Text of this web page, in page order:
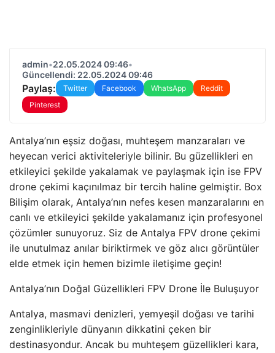
admin•22.05.2024 09:46•
Güncellendi: 22.05.2024 09:46
Paylaş: Twitter Facebook WhatsApp
Reddit
Pinterest
Antalya’nın eşsiz doğası, muhteşem manzaraları ve
heyecan verici aktiviteleriyle bilinir. Bu güzellikleri en
etkileyici şekilde yakalamak ve paylaşmak için ise FPV
drone çekimi kaçınılmaz bir tercih haline gelmiştir. Box
Bilişim olarak, Antalya’nın nefes kesen manzaralarını en
canlı ve etkileyici şekilde yakalamanız için profesyonel
çözümler sunuyoruz. Siz de Antalya FPV drone çekimi
ile unutulmaz anılar biriktirmek ve göz alıcı görüntüler
elde etmek için hemen bizimle iletişime geçin!
Antalya’nın Doğal Güzellikleri FPV Drone İle Buluşuyor
Antalya, masmavi denizleri, yemyeşil doğası ve tarihi
zenginlikleriyle dünyanın dikkatini çeken bir
destinasyondur. Ancak bu muhteşem güzellikleri kara,